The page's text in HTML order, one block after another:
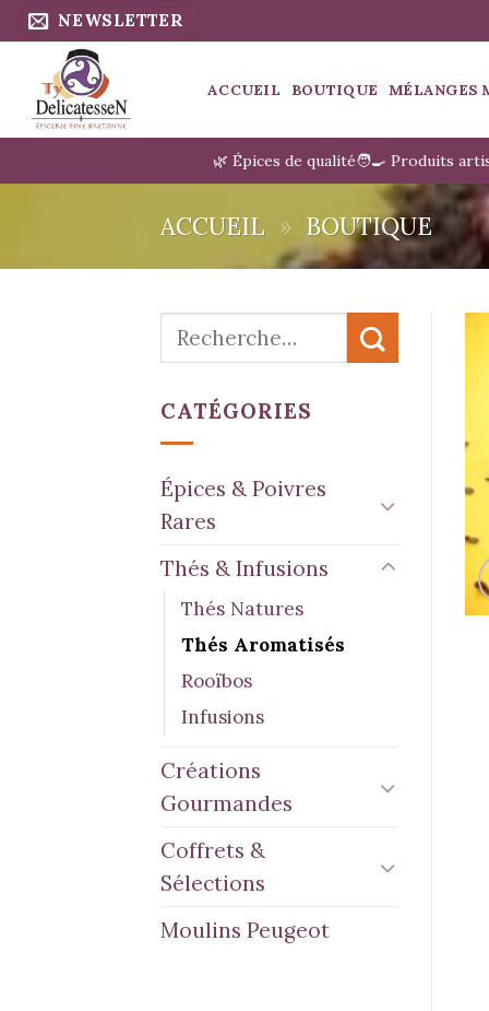
Passer
au
contenu
NEWSLETTER
ACCUEIL BOUTIQUE MÉLANGES
🌿 Épices de qualité🧑‍🍳 Produits
ACCUEIL » BOUTIQUE
Recherche
CATÉGORIES
Épices & Poivres
Rares
Thés & Infusions
Thés Natures
Thés Aromatisés
Rooïbos
Infusions
Créations
Gourmandes
Coffrets &
Sélections
Moulins Peugeot